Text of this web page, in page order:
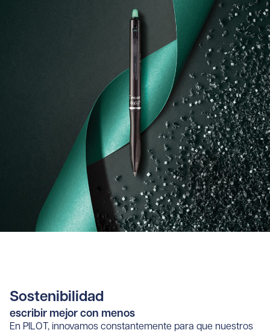
Sostenibilidad
escribir mejor con menos
En PILOT, innovamos constantemente para que nuestros